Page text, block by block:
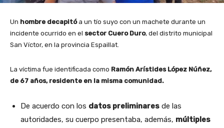
Un hombre decapitóa un tío suyo con un machete durante un
incidente ocurrido en el sector Cuero Duro, del distrito municipal
San Víctor, en la provincia Espaillat.
La víctima fue identificada como Ramón Arístides López Núñez,
de 67 años, residente en la misma comunidad.
De acuerdo con los datos preliminares de las
autoridades, su cuerpo presentaba, además, múltiples